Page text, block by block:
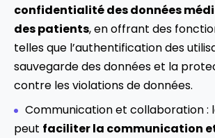
confidentialité des données
des patients, en offrant des
telles que l’authentification des
sauvegarde des données et la
contre les violations de données.
Communication et collaboration :
peut faciliter la communication